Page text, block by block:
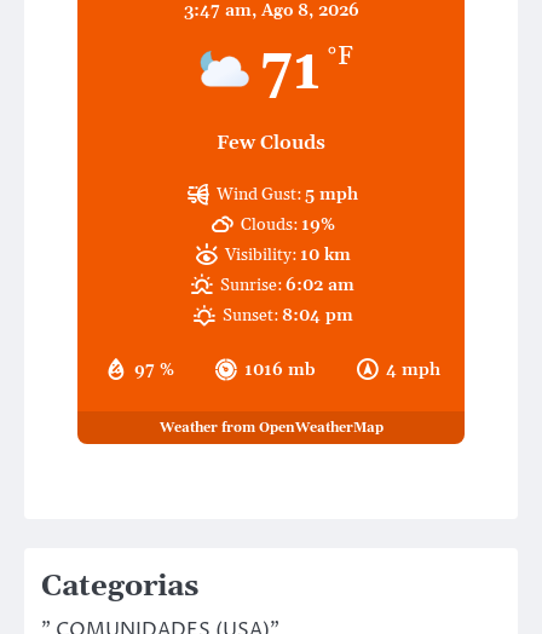
3:47 am, Ago 8, 2026
71 °F
Few Clouds
97 % 1016 mb 4 mph
Wind Gust:5 mph
Clouds: 19%
Visibility: 10 km
Sunrise:6:02 am
Sunset:8:04 pm
Weather from OpenWeatherMap
Categorias